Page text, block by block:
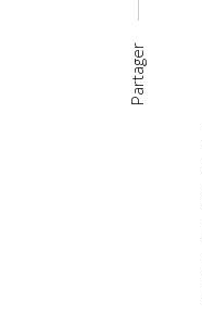
Partager